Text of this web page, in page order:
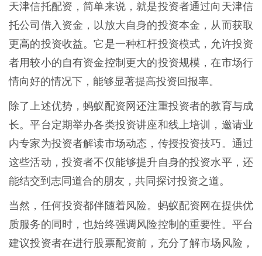
天津信托配资，简单来说，就是投资者通过向天津信
托公司借入资金，以放大自身的投资本金，从而获取
更高的投资收益。它是一种杠杆投资模式，允许投资
者用较小的自有资金控制更大的投资规模，在市场行
情向好的情况下，能够显著提高投资回报率。
除了上述优势，蚂蚁配资网还注重投资者的教育与成
长。平台定期举办各类投资讲座和线上培训，邀请业
内专家为投资者解读市场动态，传授投资技巧。通过
这些活动，投资者不仅能够提升自身的投资水平，还
能结交到志同道合的朋友，共同探讨投资之道。
当然，任何投资都伴随着风险。蚂蚁配资网在提供优
质服务的同时，也始终强调风险控制的重要性。平台
建议投资者在进行股票配资前，充分了解市场风险，